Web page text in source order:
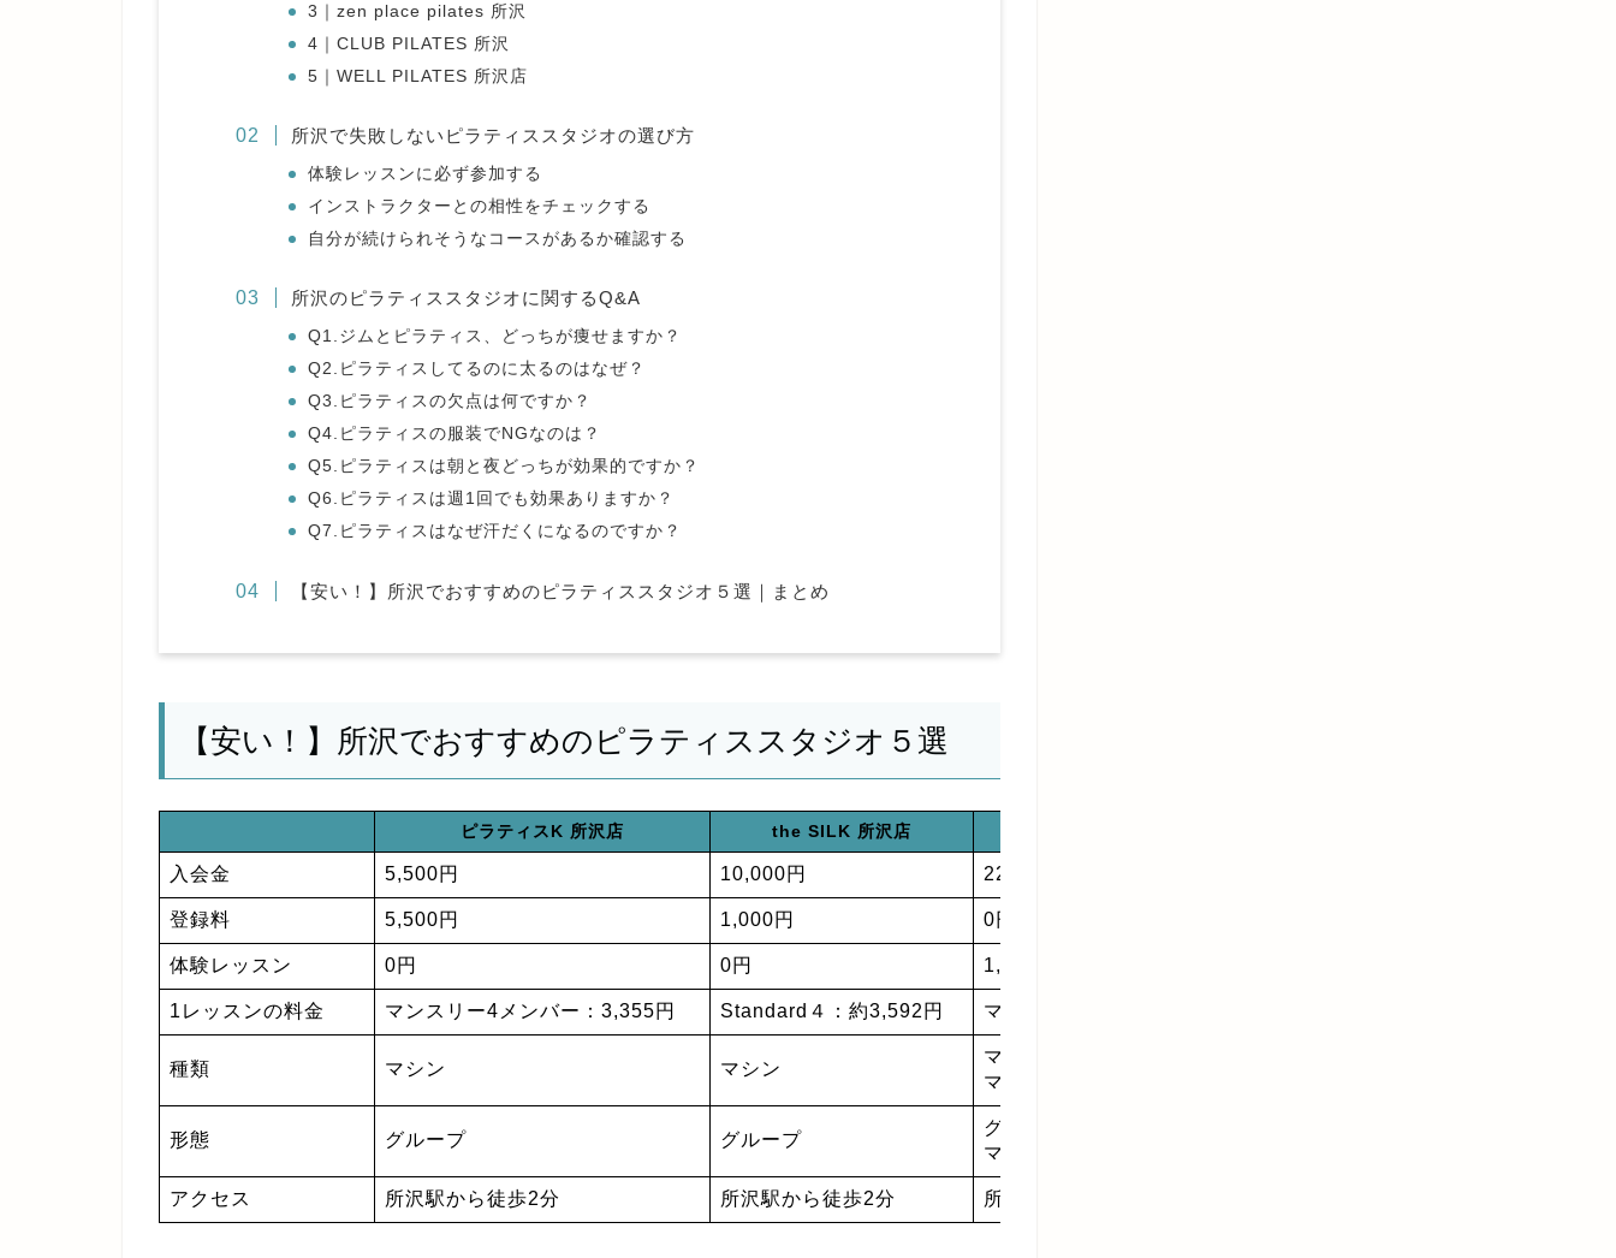
3｜zen place pilates 所沢
4｜CLUB PILATES 所沢
5｜WELL PILATES 所沢店
所沢で失敗しないピラティススタジオの選び方
体験レッスンに必ず参加する
インストラクターとの相性をチェックする
自分が続けられそうなコースがあるか確認する
所沢のピラティススタジオに関するQ&A
Q1.ジムとピラティス、どっちが痩せますか？
Q2.ピラティスしてるのに太るのはなぜ？
Q3.ピラティスの欠点は何ですか？
Q4.ピラティスの服装でNGなのは？
Q5.ピラティスは朝と夜どっちが効果的ですか？
Q6.ピラティスは週1回でも効果ありますか？
Q7.ピラティスはなぜ汗だくになるのですか？
【安い！】所沢でおすすめのピラティススタジオ５選｜まとめ
【安い！】所沢でおすすめのピラティススタジオ５選
ピラティスK 所沢店 the SILK 所沢店
入会金 5,500円 10,000円 22,000円
登録料 5,500円 1,000円 0円
体験レッスン 0円 0円 1,000〜9,900円
1レッスンの料金 マンスリー4メンバー：3,355円 Standard４：約3,592円 マットグループ月4回：約2,406円
種類 マシン マシン
マシン
マット
形態 グループ グループ
グループ
マンツーマン
アクセス 所沢駅から徒歩2分 所沢駅から徒歩2分 所沢駅から徒歩4分